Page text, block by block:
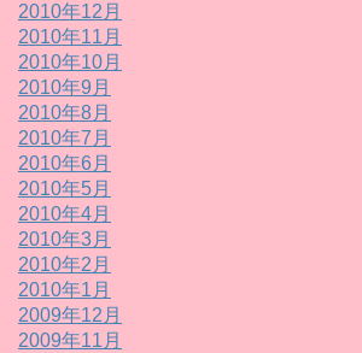
2010年12月
2010年11月
2010年10月
2010年9月
2010年8月
2010年7月
2010年6月
2010年5月
2010年4月
2010年3月
2010年2月
2010年1月
2009年12月
2009年11月